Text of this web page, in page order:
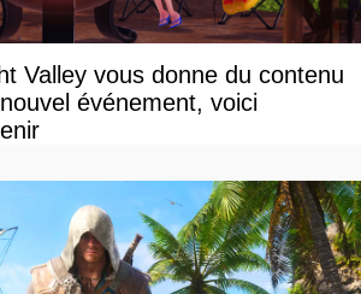
Valley vous donne du contenu
événement, voici